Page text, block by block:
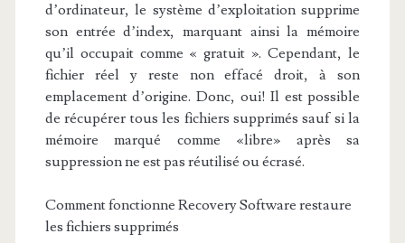
d’ordinateur, le système d’exploitation supprime
son entrée d’index, marquant ainsi la mémoire
qu’il occupait comme « gratuit ». Cependant, le
fichier réel y reste non effacé droit, à son
emplacement d’origine. Donc, oui! Il est possible
de récupérer tous les fichiers supprimés sauf si la
mémoire marqué comme «libre» après sa
suppression ne est pas réutilisé ou écrasé.
Comment fonctionne Recovery Software restaure
les fichiers supprimés